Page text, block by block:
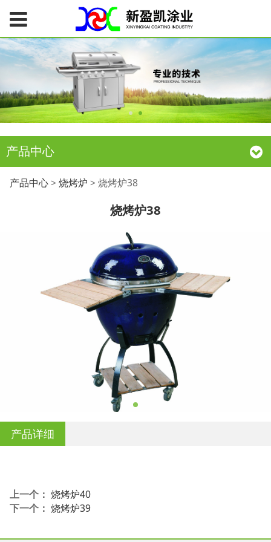
产品中心
烧烤炉38
产品中心> 烧烤炉 > 烧烤炉38
烧烤炉38
产品详细
上一个： 烧烤炉40
下一个： 烧烤炉39